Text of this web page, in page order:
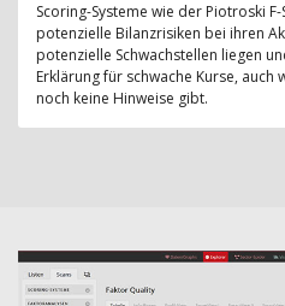
Scoring-Systeme wie der Piotroski
potenzielle Bilanzrisiken bei ihren
potenzielle Schwachstellen liegen
Erklärung für schwache Kurse,
noch keine Hinweise gibt.